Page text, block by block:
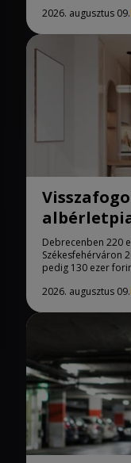
2026. augusztus 09.
Debrecenben 220
Székesfehérváron
pedig 130 ezer
2026. augusztus 09.